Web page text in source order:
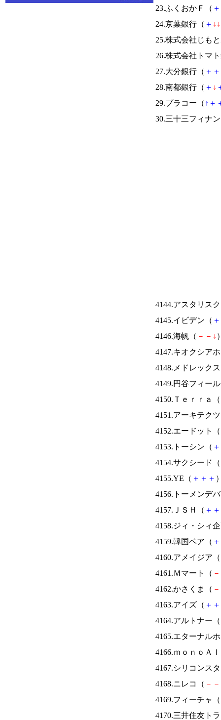
23.ふくおかＦ（ ＋
24.京葉銀行（ ＋ ↓ ↓
25.株式会社じも
26.株式会社トマ
27.大分銀行（ ＋ ＋
28.南都銀行（ ＋ ↓
29.プラコー（ ↑ ＋
30.三十三フィナ
4144.アスタリス
4145.イビデン（ ＋
4146.海帆（ － － ↓
4147.キオクシア
4148.メドレック
4149.円谷フィー
4150.Ｔｅｒｒａ（
4151.アーキテク
4152.エードット（
4153.トーシン（ ＋
4154.サクシード（
4155.YE（ ＋ ＋ ＋
4156.トーメンデ
4157.ＪＳＨ（ ＋ ＋
4158.ジィ・シィ
4159.韓国ベア（ ＋
4160.アメイジア（
4161.Ｍマート（ －
4162.かさくま（ －
4163.アイズ（ ＋ ＋
4164.アルトナー（
4165.エターナル
4166.ｍｏｎｏＡ
4167.シリコンス
4168.ニレコ（ － －
4169.フィーチャ（
4170.三井住友ト